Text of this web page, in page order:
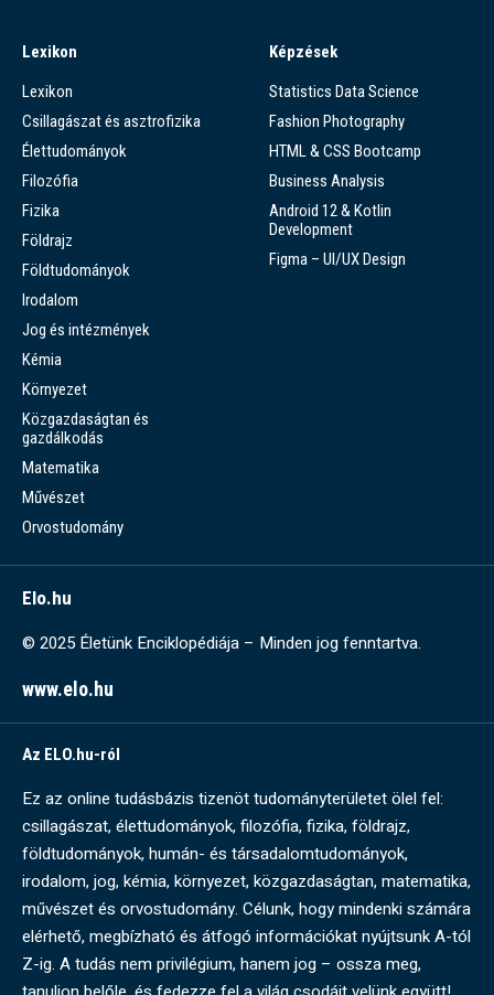
Lexikon
Lexikon
Csillagászat és asztrofizika
Élettudományok
Filozófia
Fizika
Földrajz
Földtudományok
Irodalom
Jog és intézmények
Kémia
Környezet
Közgazdaságtan és
gazdálkodás
Matematika
Művészet
Orvostudomány
Képzések
Statistics Data Science
Fashion Photography
HTML & CSS Bootcamp
Business Analysis
Android 12 & Kotlin
Development
Figma – UI/UX Design
Elo.hu
© 2025 Életünk Enciklopédiája – Minden jog fenntartva.
www.elo.hu
Az ELO.hu-ról
Ez az online tudásbázis tizenöt tudományterületet ölel fel:
csillagászat, élettudományok, filozófia, fizika, földrajz,
földtudományok, humán- és társadalomtudományok,
irodalom, jog, kémia, környezet, közgazdaságtan, matematika,
művészet és orvostudomány. Célunk, hogy mindenki számára
elérhető, megbízható és átfogó információkat nyújtsunk A-tól
Z-ig. A tudás nem privilégium, hanem jog – ossza meg,